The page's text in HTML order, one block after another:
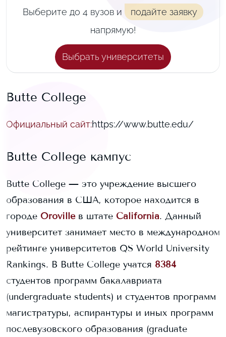
Выберите до 4 вузов и
подайте заявку
напрямую!
Выбрать университеты
Butte College
Официальный сайт:https://www.butte.edu/
Butte College кампус
Butte College — это учреждение высшего
образования в США, которое находится в
городе Oroville в штате California. Данный
университет занимает место в международном
рейтинге университетов QS World University
Rankings. В Butte College учатся 8384
студентов программ бакалавриата
(undergraduate students) и студентов программ
магистратуры, аспирантуры и иных программ
послевузовского образования (graduate